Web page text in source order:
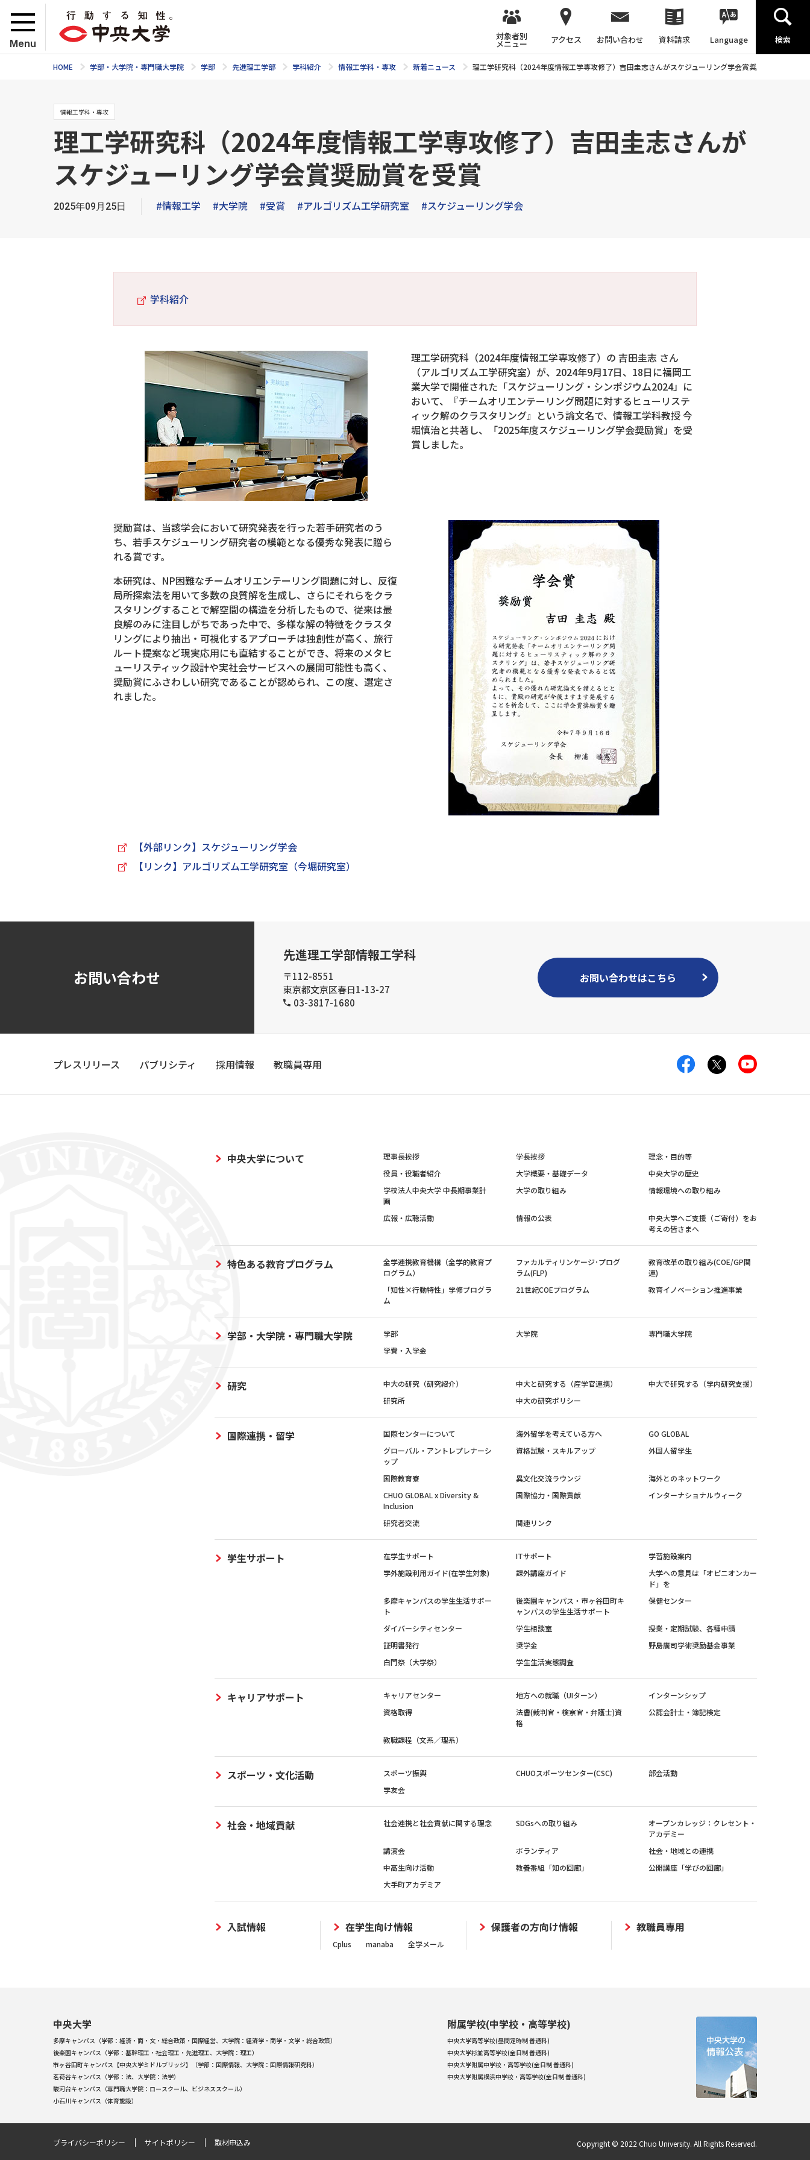
Menu
対象者別
メニュー アクセス お問い合わせ 資料請求 Language 検索
HOME 学部・大学院・専門職大学院 学部 先進理工学部 学科紹介 情報工学科・専攻 新着ニュース 理工学研究科（2024年度情報工学専攻修了）吉田圭志さんがスケジューリング学会賞奨励賞を受賞
情報工学科・専攻
理工学研究科（2024年度情報工学専攻修了）吉田圭志さんが
スケジューリング学会賞奨励賞を受賞
2025年09月25日 #情報工学 #大学院 #受賞 #アルゴリズム工学研究室 #スケジューリング学会
学科紹介
理工学研究科（2024年度情報工学専攻修了）の 吉田圭志 さん
（アルゴリズム工学研究室）が、2024年9月17日、18日に福岡工
業大学で開催された「スケジューリング・シンポジウム2024」に
おいて、『チームオリエンテーリング問題に対するヒューリステ
ィック解のクラスタリング』という論文名で、情報工学科教授 今
堀慎治と共著し、「2025年度スケジューリング学会奨励賞」を受
賞しました。
奨励賞は、当該学会において研究発表を行った若手研究者のう
ち、若手スケジューリング研究者の模範となる優秀な発表に贈ら
れる賞です。
本研究は、NP困難なチームオリエンテーリング問題に対し、反復
局所探索法を用いて多数の良質解を生成し、さらにそれらをクラ
スタリングすることで解空間の構造を分析したもので、従来は最
良解のみに注目しがちであった中で、多様な解の特徴をクラスタ
リングにより抽出・可視化するアプローチは独創性が高く、旅行
ルート提案など現実応用にも直結することができ、将来のメタヒ
ューリスティック設計や実社会サービスへの展開可能性も高く、
奨励賞にふさわしい研究であることが認められ、この度、選定さ
れました。
【外部リンク】スケジューリング学会
【リンク】アルゴリズム工学研究室（今堀研究室）
お問い合わせ
先進理工学部情報工学科
〒112-8551
東京都文京区春日1-13-27
03-3817-1680
お問い合わせはこちら
プレスリリース パブリシティ 採用情報 教職員専用
中央大学について 理事長挨拶 学長挨拶
理念・目的等
役員・役職者紹介
大学概要・基礎データ
中央大学の歴史
学校法人中央大学 中長期事業計
画
大学の取り組み 情報環境への取り組み
広報・広聴活動 情報の公表
中央大学へご支援（ご寄付）をお
考えの皆さまへ
特色ある教育プログラム
全学連携教育機構（全学的教育プ
ログラム）
ファカルティリンケージ･プログ
ラム(FLP)
教育改革の取り組み(COE/GP関
連)
「知性×行動特性」学修プログラ
ム
21世紀COEプログラム 教育イノベーション推進事業
学部・大学院・専門職大学院 学部 大学院
専門職大学院
学費・入学金
研究 中大の研究（研究紹介） 中大と研究する（産学官連携）
中大で研究する（学内研究支援）
研究所
中大の研究ポリシー
国際連携・留学 国際センターについて 海外留学を考えている方へ
GO GLOBAL
グローバル・アントレプレナーシ
ップ
資格試験・スキルアップ 外国人留学生
国際教育寮 異文化交流ラウンジ
海外とのネットワーク
CHUO GLOBAL x Diversity &
Inclusion
国際協力・国際貢献 インターナショナルウィーク
研究者交流 関連リンク
学生サポート 在学生サポート ITサポート
学習施設案内
学外施設利用ガイド(在学生対象)
課外講座ガイド
大学への意見は「オピニオンカー
ド」を
多摩キャンパスの学生生活サポー
ト
後楽園キャンパス・市ヶ谷田町キ
ャンパスの学生生活サポート
保健センター
ダイバーシティセンター 学生相談室
授業・定期試験、各種申請
証明書発行
奨学金
野島廣司学術奨励基金事業
白門祭（大学祭）
学生生活実態調査
キャリアサポート キャリアセンター 地方への就職（UIターン）
インターンシップ
資格取得
法曹(裁判官・検察官・弁護士)資
格
公認会計士・簿記検定
教職課程（文系／理系）
スポーツ・文化活動 スポーツ振興 CHUOスポーツセンター(CSC)
部会活動
学友会
社会・地域貢献 社会連携と社会貢献に関する理念 SDGsへの取り組み
オープンカレッジ：クレセント・
アカデミー
講演会
ボランティア
社会・地域との連携
中高生向け活動
教養番組「知の回廊」
公開講座「学びの回廊」
大手町アカデミア
入試情報 在学生向け情報
Cplus manaba 全学メール
保護者の方向け情報 教職員専用
中央大学
多摩キャンパス（学部：経済・商・文・総合政策・国際経営、大学院：経済学・商学・文学・総合政策）
後楽園キャンパス（学部：基幹理工・社会理工・先進理工、大学院：理工）
市ヶ谷田町キャンパス【中央大学ミドルブリッジ】（学部：国際情報、大学院：国際情報研究科）
茗荷谷キャンパス（学部：法、大学院：法学）
駿河台キャンパス（専門職大学院：ロースクール、ビジネススクール）
小石川キャンパス（体育施設）
附属学校(中学校・高等学校)
中央大学高等学校(昼間定時制 普通科)
中央大学杉並高等学校(全日制 普通科)
中央大学附属中学校・高等学校(全日制 普通科)
中央大学附属横浜中学校・高等学校(全日制 普通科)
プライバシーポリシー サイトポリシー 取材申込み Copyright © 2022 Chuo University. All Rights Reserved.